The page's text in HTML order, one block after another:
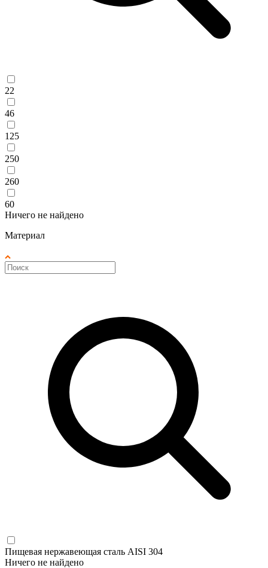
22
46
125
250
260
60
Ничего не найдено
Материал
Пищевая нержавеющая сталь AISI 304
Ничего не найдено